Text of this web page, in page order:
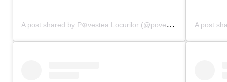
A
post shared by P⊕vestea Locurilor (@povestealocurilor) on